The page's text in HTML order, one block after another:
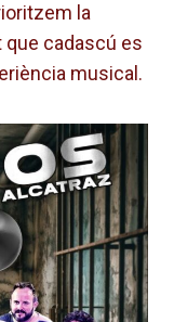
la
que cadascú es
musical.